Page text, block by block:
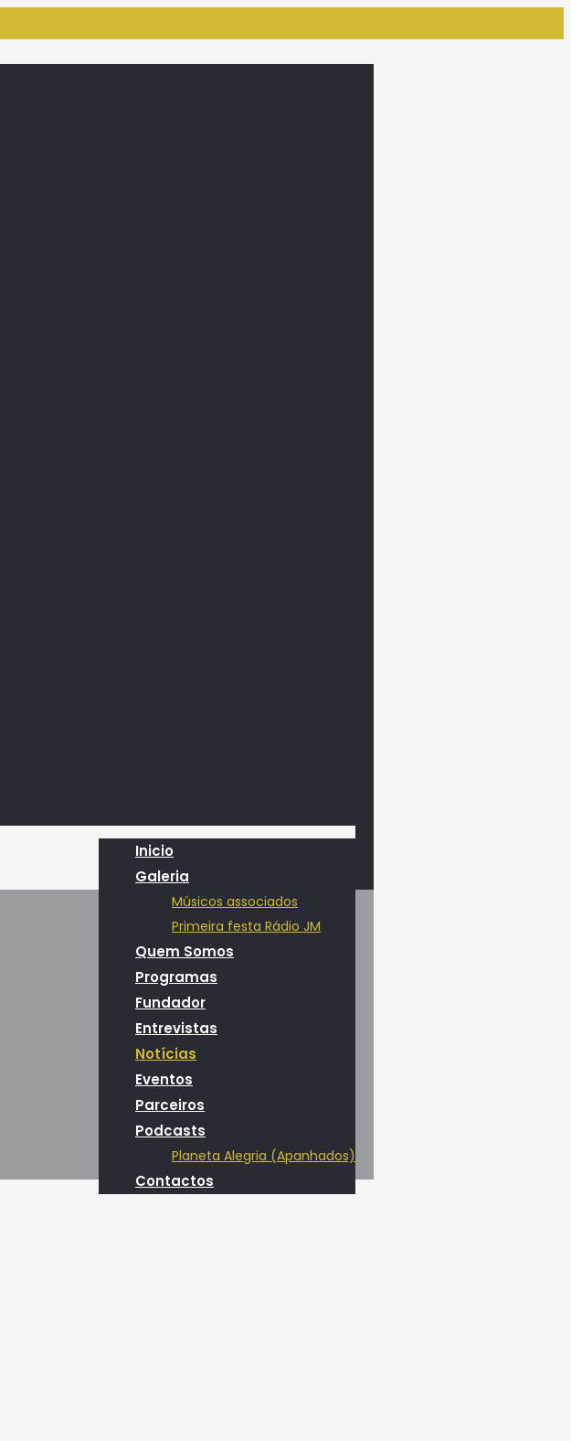
Inicio
Galeria
Músicos associados
Primeira festa Rádio JM
Quem Somos
Programas
Fundador
Entrevistas
Notícias
Eventos
Parceiros
Podcasts
Planeta Alegria (Apanhados)
Contactos